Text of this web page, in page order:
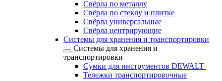
Свёрла по металлу
Свёрла по стеклу и плитке
Свёрла универсальные
Свёрла центрирующие
Системы для хранения и транспортировки
Системы для хранения и
транспортировки
Сумки для инструментов DEWALT
Тележки транспортировочные